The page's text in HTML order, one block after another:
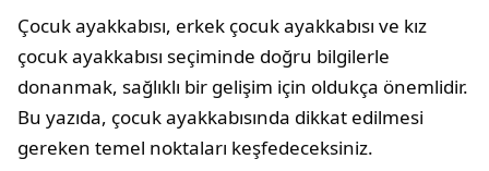
Çocuk ayakkabısı, erkek çocuk ayakkabısı ve kız
çocuk ayakkabısı seçiminde doğru bilgilerle
donanmak, sağlıklı bir gelişim için oldukça önemlidir.
Bu yazıda, çocuk ayakkabısında dikkat edilmesi
gereken temel noktaları keşfedeceksiniz.